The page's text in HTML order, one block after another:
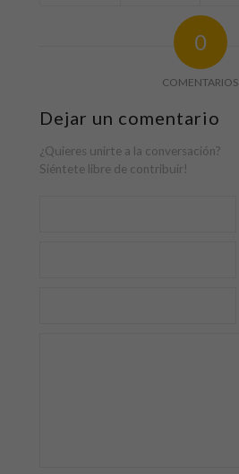
0
COMENTARIOS
Dejar un comentario
¿Quieres unirte a la conversación?
Siéntete libre de contribuir!